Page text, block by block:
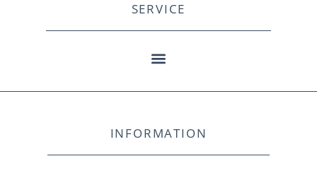
SERVICE
INFORMATION